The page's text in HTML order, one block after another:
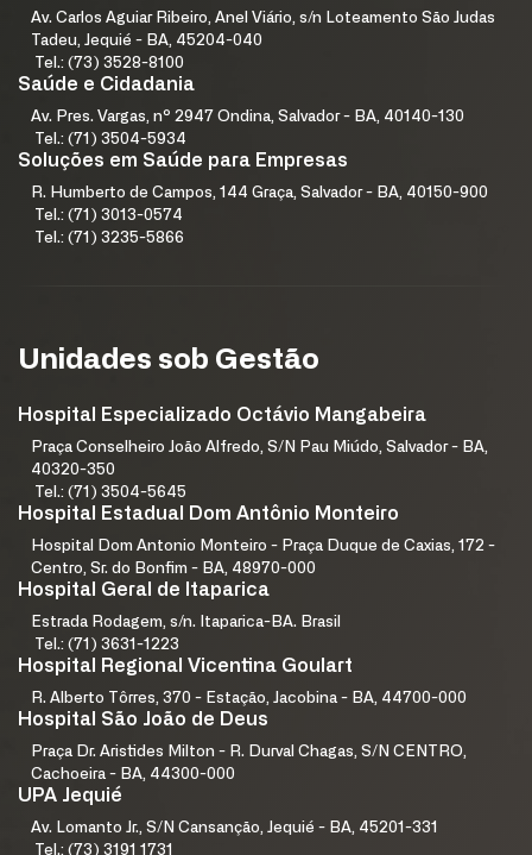
Av. Carlos Aguiar Ribeiro, Anel Viário, s/n Loteamento São Judas
Tadeu, Jequié - BA, 45204-040
Tel.: (73) 3528-8100
Saúde e Cidadania
Av. Pres. Vargas, nº 2947 Ondina, Salvador - BA, 40140-130
Tel.: (71) 3504-5934
Soluções em Saúde para Empresas
R. Humberto de Campos, 144 Graça, Salvador - BA, 40150-900
Tel.: (71) 3013-0574
Tel.: (71) 3235-5866
Unidades sob Gestão
Hospital Especializado Octávio Mangabeira
Praça Conselheiro João Alfredo, S/N Pau Miúdo, Salvador - BA,
40320-350
Tel.: (71) 3504-5645
Hospital Estadual Dom Antônio Monteiro
Hospital Dom Antonio Monteiro - Praça Duque de Caxias, 172 -
Centro, Sr. do Bonfim - BA, 48970-000
Hospital Geral de Itaparica
Estrada Rodagem, s/n. Itaparica-BA. Brasil
Tel.: (71) 3631-1223
Hospital Regional Vicentina Goulart
R. Alberto Tôrres, 370 - Estação, Jacobina - BA, 44700-000
Hospital São João de Deus
Praça Dr. Aristides Milton - R. Durval Chagas, S/N CENTRO,
Cachoeira - BA, 44300-000
UPA Jequié
Av. Lomanto Jr., S/N Cansanção, Jequié - BA, 45201-331
Tel.: (73) 3191 1731